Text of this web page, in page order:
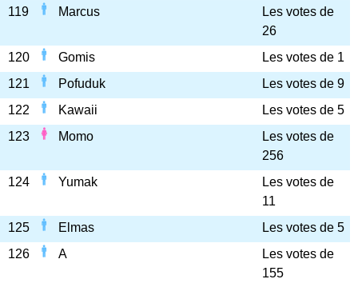
119
Marcus
Les votes de
26
120
Gomis
Les votes de 1
121
Pofuduk
Les votes de 9
122
Kawaii
Les votes de 5
123
Momo
Les votes de
256
124
Yumak
Les votes de
11
125
Elmas
Les votes de 5
126
A
Les votes de
155